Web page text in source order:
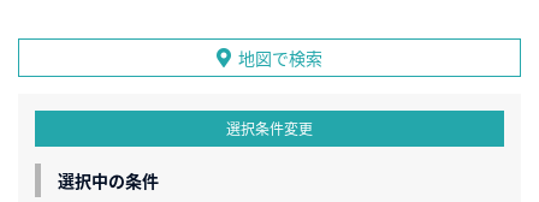
地図で検索
選択条件変更
選択中の条件